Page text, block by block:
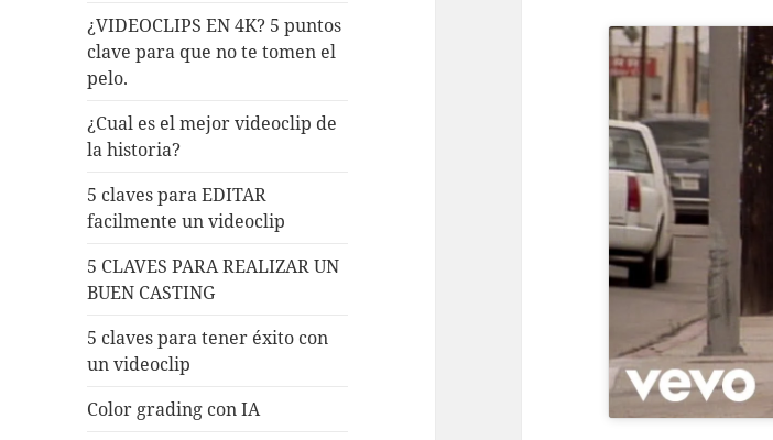
¿VIDEOCLIPS EN 4K? 5 puntos
clave para que no te tomen el
pelo.
¿Cual es el mejor videoclip de
la historia?
5 claves para EDITAR
facilmente un videoclip
5 CLAVES PARA REALIZAR UN
BUEN CASTING
5 claves para tener éxito con
un videoclip
Color grading con IA